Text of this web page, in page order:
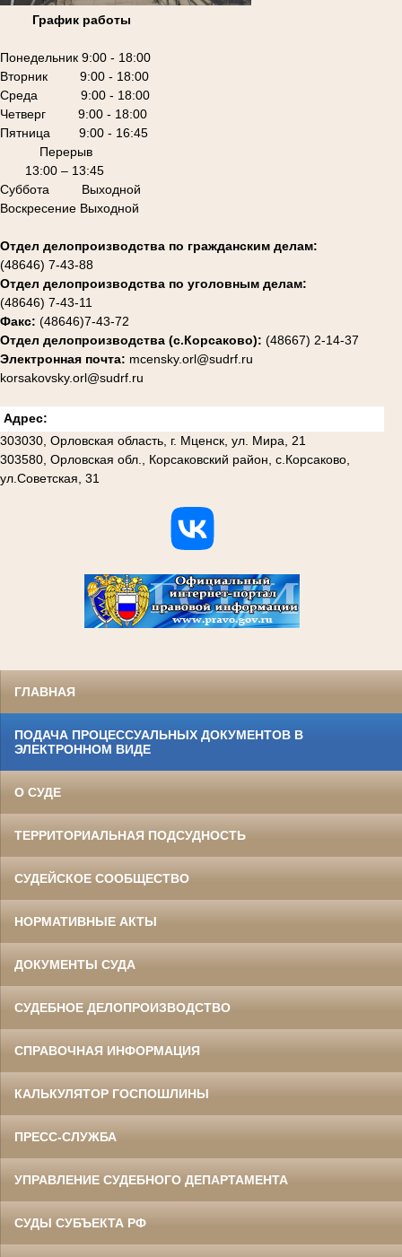
График работы
Понедельник 9:00 - 18:00
Вторник 9:00 - 18:00
Среда 9:00 - 18:00
Четверг 9:00 - 18:00
Пятница 9:00 - 16:45
Перерыв
13:00 – 13:45
Суббота Выходной
Воскресение Выходной
Отдел делопроизводства по гражданским делам:
(48646) 7-43-88
Отдел делопроизводства по уголовным делам:
(48646) 7-43-11
Факс: (48646)7-43-72
Отдел делопроизводства (с.Корсаково): (48667) 2-14-37
Электронная почта: mcensky.orl@sudrf.ru
korsakovsky.orl@sudrf.ru
Адрес:
303030, Орловская область, г. Мценск, ул. Мира, 21
303580, Орловская обл., Корсаковский район, с.Корсаково,
ул.Советская, 31
ГЛАВНАЯ
ПОДАЧА ПРОЦЕССУАЛЬНЫХ ДОКУМЕНТОВ В
ЭЛЕКТРОННОМ ВИДЕ
О СУДЕ
ТЕРРИТОРИАЛЬНАЯ ПОДСУДНОСТЬ
СУДЕЙСКОЕ СООБЩЕСТВО
НОРМАТИВНЫЕ АКТЫ
ДОКУМЕНТЫ СУДА
СУДЕБНОЕ ДЕЛОПРОИЗВОДСТВО
СПРАВОЧНАЯ ИНФОРМАЦИЯ
КАЛЬКУЛЯТОР ГОСПОШЛИНЫ
ПРЕСС-СЛУЖБА
УПРАВЛЕНИЕ СУДЕБНОГО ДЕПАРТАМЕНТА
СУДЫ СУБЪЕКТА РФ